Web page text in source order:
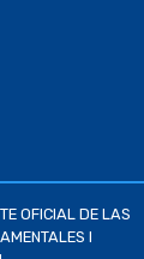
OFICIAL DE LAS
I